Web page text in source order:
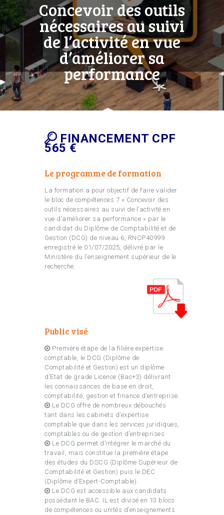
Concevoir des outils
nécessaires au suivi
de l’activité en vue
d’améliorer sa
performance
FINANCEMENT CPF
565 €
Le programme de formation
La formation a pour objectif de faire valider
le bloc de compétences 7 « Concevoir des
outils nécessaires au suivi de l’activité en
vue d’améliorer sa performance » par le
candidat du Diplôme de Comptabilité et de
Gestion (DCG) de niveau 6, RNCP40999
enregistré le 01/07/2025, délivré par le
Ministère du l’enseignement supérieur de le
recherche.
Public visé
Première étape de la filière expertise
comptable, le DCG (Diplôme de
Comptabilité et Gestion) est un diplôme
d’Etat de grade Licence (Bac+3) délivrant
les connaissances de base en droit,
comptabilité, gestion et finance d’entreprise.
Le DCG offre de nombreux débouchés
tant dans les cabinets d’expertise
comptable que dans les services juridiques,
comptables ou de gestion d’entreprises
Le DCG permet d’intégrer le marché du
travail, mais constitue la première étape
des études du DSCG (Diplôme Supérieur de
Comptabilité et Gestion) puis le DEC
(Diplôme d’Expert-Comptable).
Le DCG est accessible aux candidats
possédant le BAC. IL est divisé en 13 blocs
de compétences ou unités d’enseignements